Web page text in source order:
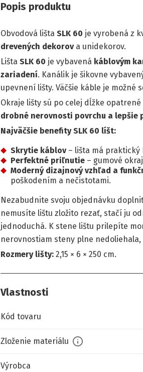
Popis produktu
Obvodová lišta SLK 60 je vyrobená z
drevených dekorova unidekorov.
Lišta SLK 60 je vybavená káblovým
zariadení. Kanálik je šikovne
upevnení lišty. Väčšie káble je
Okraje lišty sú po celej dĺžke opatrené
drobné nerovnosti povrchu a lepšie
Najväčšie benefity SLK 60 líšt:
Skrytie káblov– lišta má praktický
Perfektné priľnutie – gumové
Moderný dizajnový vzhľad a
poškodením a nečistotami.
Nezabudnite svoju objednávku
nemusíte lištu zložito rezať, stačí ju
jednoduchá. K stene lištu prilepíte
nerovnostiam steny plne
Rozmery lišty: 2,15 × 6 × 250 cm.
Vlastnosti
Kód tovaru
Zloženie materiálu
Výrobca